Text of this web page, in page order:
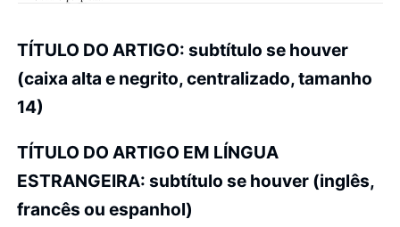
TÍTULO DO ARTIGO: subtítulo se houver
(caixa alta e negrito, centralizado, tamanho
14)
TÍTULO DO ARTIGO EM LÍNGUA
ESTRANGEIRA: subtítulo se houver (inglês,
francês ou espanhol)